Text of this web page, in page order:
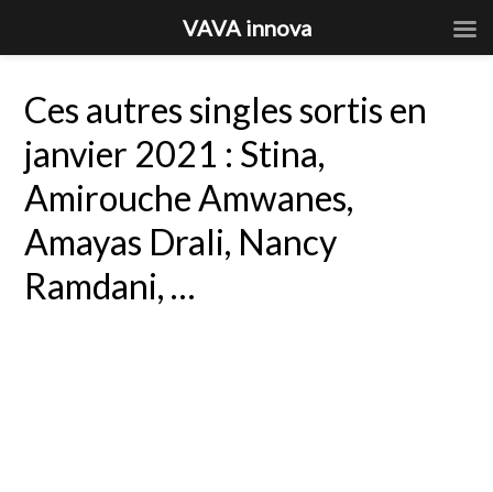
Ces autres singles sortis en
janvier 2021 : Stina,
Amirouche Amwanes,
Amayas Drali, Nancy
Ramdani, …
VAVA innova